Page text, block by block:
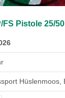
Pistole 25/
Hüslenmoos,